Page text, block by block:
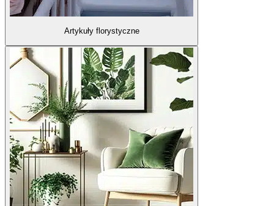
Artykuły florystyczne